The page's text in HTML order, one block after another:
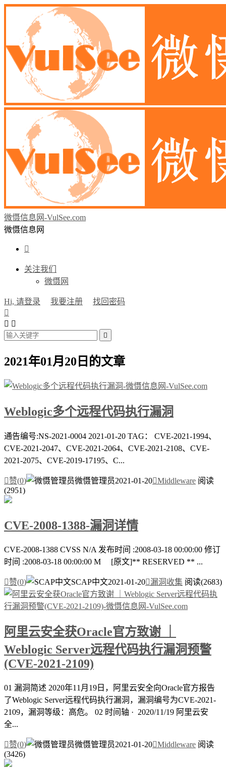
微慑信息网-VulSee.com
微慑信息网

关注我们
微慑网
Hi, 请登录 我要注册
找回密码

 

2021年01月20日的文章
Weblogic多个远程代码执行漏洞
通告编号:NS-2021-0004 2021-01-20 TAG： CVE-2021-1994、
CVE-2021-2047、CVE-2021-2064、CVE-2021-2108、CVE-
2021-2075、CVE-2019-17195、C...
赞(0) 微慑管理员2021-01-20Middleware 阅读
(2951)
CVE-2008-1388-漏洞详情
CVE-2008-1388 CVSS N/A 发布时间 :2008-03-18 00:00:00 修订
时间 :2008-03-18 00:00:00 M [原文]** RESERVED ** ...
赞(0) SCAP中文2021-01-20漏洞收集 阅读(2683)
阿里云安全获Oracle官方致谢 ｜
Weblogic Server远程代码执行漏洞预警
(CVE-2021-2109)
01 漏洞简述 2020年11月19日，阿里云安全向Oracle官方报告
了Weblogic Server远程代码执行漏洞，漏洞编号为CVE-2021-
2109，漏洞等级：高危。 02 时间轴 · 2020/11/19 阿里云安
全...
赞(0) 微慑管理员2021-01-20Middleware 阅读
(3426)